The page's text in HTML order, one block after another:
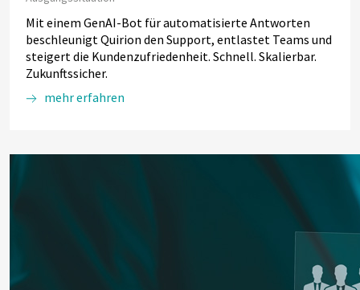
Mit einem GenAI-Bot für automatisierte Antworten
beschleunigt Quirion den Support, entlastet Teams und
steigert die Kundenzufriedenheit. Schnell. Skalierbar.
Zukunftssicher.
mehr erfahren